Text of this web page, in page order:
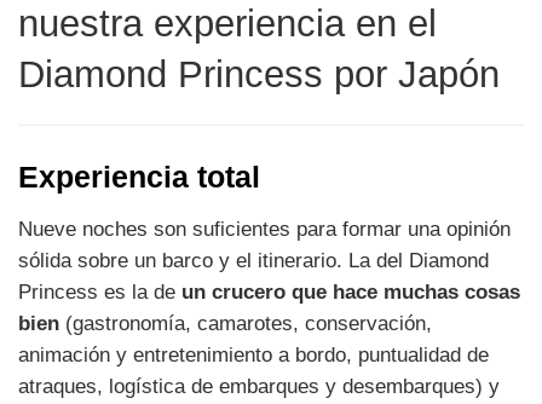
nuestra experiencia en el
Diamond Princess por Japón
Experiencia total
Nueve noches son suficientes para formar una opinión
sólida sobre un barco y el itinerario. La del Diamond
Princess es la de un crucero que hace muchas cosas
bien (gastronomía, camarotes, conservación,
animación y entretenimiento a bordo, puntualidad de
atraques, logística de embarques y desembarques) y